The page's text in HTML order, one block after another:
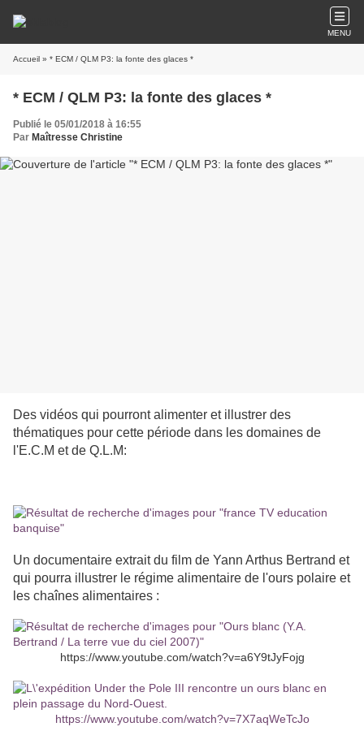
MENU
Accueil » * ECM / QLM P3: la fonte des glaces *
* ECM / QLM P3: la fonte des glaces *
Publié le 05/01/2018 à 16:55
Par Maîtresse Christine
Des vidéos qui pourront alimenter et illustrer des
thématiques pour cette période dans les domaines de
l'E.C.M et de Q.L.M:
Un documentaire extrait du film de Yann Arthus Bertrand et
qui pourra illustrer le régime alimentaire de l'ours polaire et
les chaînes alimentaires :
https://www.youtube.com/watch?v=a6Y9tJyFojg
https://www.youtube.com/watch?v=7X7aqWeTcJo